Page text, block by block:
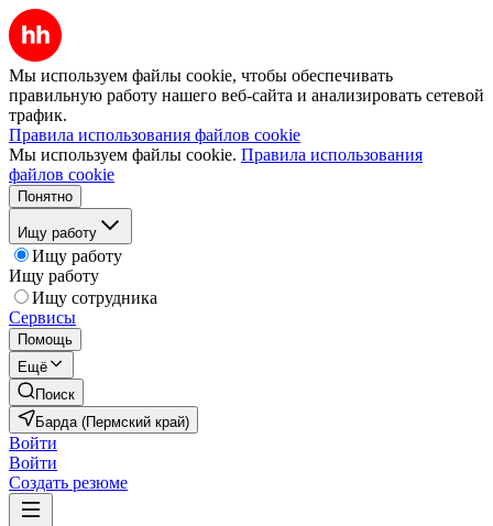
Мы используем файлы cookie, чтобы обеспечивать
правильную работу нашего веб-сайта и анализировать сетевой
трафик.
Правила использования файлов cookie
Мы используем файлы cookie. Правила использования
файлов cookie
Понятно
Ищу работу
Ищу работу
Ищу работу
Ищу сотрудника
Сервисы
Помощь
Ещё
Поиск
Барда (Пермский край)
Войти
Войти
Создать резюме